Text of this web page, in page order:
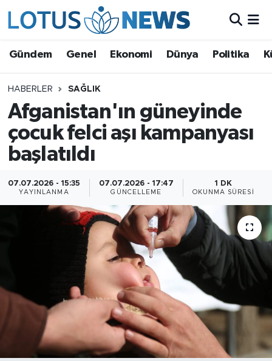
Gündem Genel Ekonomi Dünya Politika
HABERLER SAĞLIK
Afganistan'ın güneyinde
çocuk felci aşı kampanyası
başlatıldı
07.07.2026 - 15:35
YAYINLANMA
07.07.2026 - 17:47
GÜNCELLEME
1 DK
OKUNMA SÜRESI
Ekonomi
Dünya
Politika
Bilim ve Teknoloji
Çin Fuarları
Gündem
Video
Sağlık